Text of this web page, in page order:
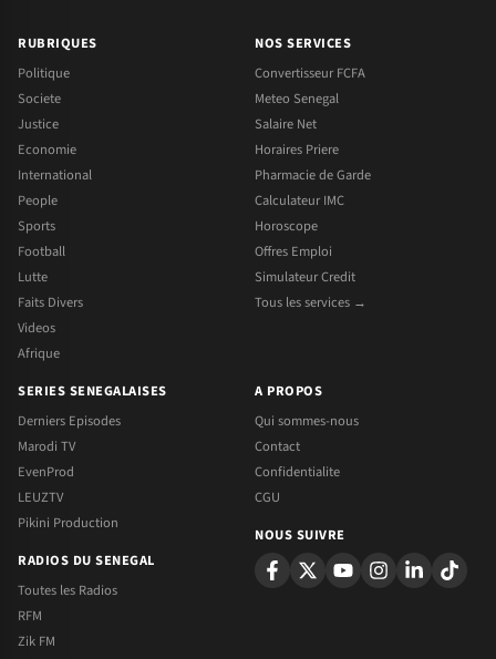
RUBRIQUES
Politique
Societe
Justice
Economie
International
People
Sports
Football
Lutte
Faits Divers
Videos
Afrique
NOS SERVICES
Convertisseur FCFA
Meteo Senegal
Salaire Net
Horaires Priere
Pharmacie de Garde
Calculateur IMC
Horoscope
Offres Emploi
Simulateur Credit
Tous les services →
SERIES SENEGALAISES
Derniers Episodes
Marodi TV
EvenProd
LEUZTV
Pikini Production
RADIOS DU SENEGAL
Toutes les Radios
RFM
Zik FM
A PROPOS
Qui sommes-nous
Contact
Confidentialite
CGU
NOUS SUIVRE